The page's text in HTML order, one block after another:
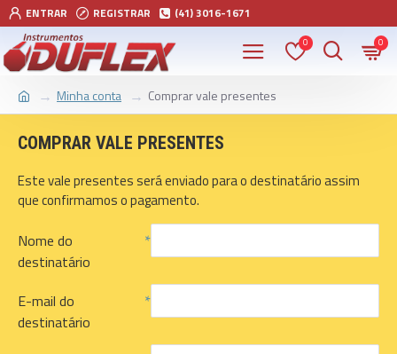
ENTRAR REGISTRAR (41) 3016-1671
0 0
Minha conta Comprar vale presentes
COMPRAR VALE PRESENTES
Este vale presentes será enviado para o destinatário assim
que confirmamos o pagamento.
Nome do
destinatário
E-mail do
destinatário